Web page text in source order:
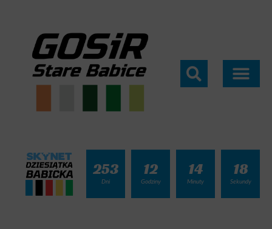
253
Dni
12
Godziny
14
Minuty
18
Sekundy